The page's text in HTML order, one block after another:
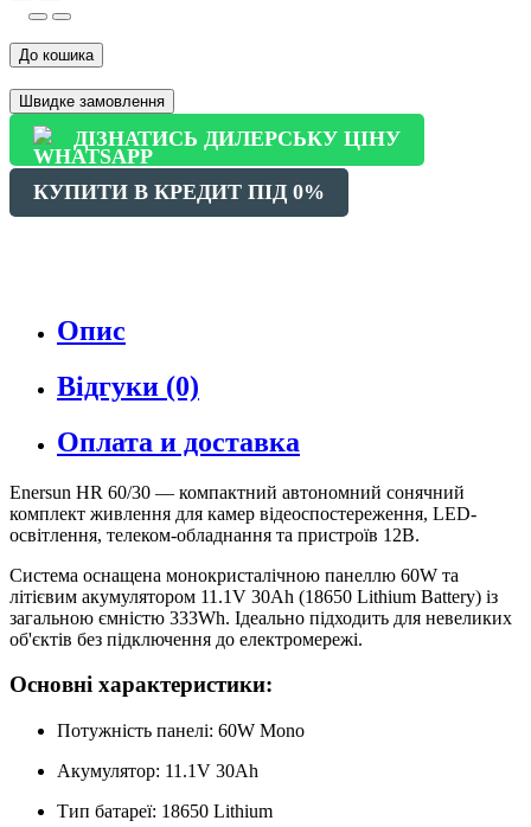
До кошика
Швидке замовлення
ДІЗНАТИСЬ ДИЛЕРСЬКУ ЦІНУ
КУПИТИ В КРЕДИТ ПІД 0%
Опис
Відгуки (0)
Оплата и доставка
Enersun HR 60/30 — компактний автономний сонячний
комплект живлення для камер відеоспостереження, LED-
освітлення, телеком-обладнання та пристроїв 12В.
Система оснащена монокристалічною панеллю 60W та
літієвим акумулятором 11.1V 30Ah (18650 Lithium Battery) із
загальною ємністю 333Wh. Ідеально підходить для невеликих
об'єктів без підключення до електромережі.
Основні характеристики:
Потужність панелі: 60W Mono
Акумулятор: 11.1V 30Ah
Тип батареї: 18650 Lithium